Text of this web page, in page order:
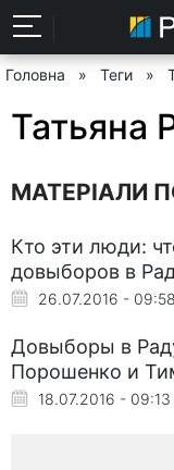
Головна » Теги »
Татьяна
МАТЕРІАЛИ
Кто эти люди:
довыборов в
26.07.2016 - 09:58
Довыборы в
Порошенко и
18.07.2016 - 09:13